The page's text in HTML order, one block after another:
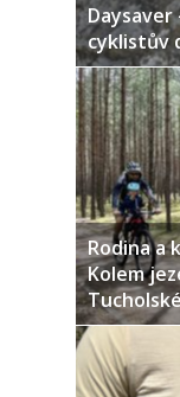
Daysaver
cyklistův
Rodina a
Kolem